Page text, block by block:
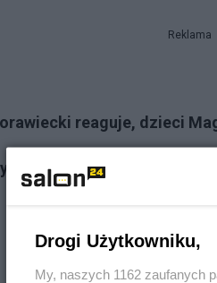
Reklama
reaguje, dzieci
realu. Posłowie KO stają
Drogi Użytkowniku,
My, naszych 1162 zaufanych